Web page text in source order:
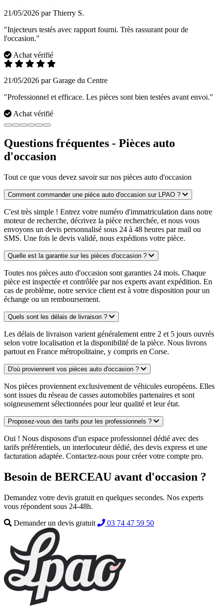
21/05/2026 par Thierry S.
"Injecteurs testés avec rapport fourni. Très rassurant pour de
l'occasion."
Achat vérifié
21/05/2026 par Garage du Centre
"Professionnel et efficace. Les pièces sont bien testées avant envoi."
Achat vérifié
Questions fréquentes - Pièces auto
d'occasion
Tout ce que vous devez savoir sur nos pièces auto d'occasion
Comment commander une pièce auto d'occasion sur LPAO ?
C'est très simple ! Entrez votre numéro d'immatriculation dans notre
moteur de recherche, décrivez la pièce recherchée, et nous vous
envoyons un devis personnalisé sous 24 à 48 heures par mail ou
SMS. Une fois le devis validé, nous expédions votre pièce.
Quelle est la garantie sur les pièces d'occasion ?
Toutes nos pièces auto d'occasion sont garanties 24 mois. Chaque
pièce est inspectée et contrôlée par nos experts avant expédition. En
cas de problème, notre service client est à votre disposition pour un
échange ou un remboursement.
Quels sont les délais de livraison ?
Les délais de livraison varient généralement entre 2 et 5 jours ouvrés
selon votre localisation et la disponibilité de la pièce. Nous livrons
partout en France métropolitaine, y compris en Corse.
D'où proviennent vos pièces auto d'occasion ?
Nos pièces proviennent exclusivement de véhicules européens. Elles
sont issues du réseau de casses automobiles partenaires et sont
soigneusement sélectionnées pour leur qualité et leur état.
Proposez-vous des tarifs pour les professionnels ?
Oui ! Nous disposons d'un espace professionnel dédié avec des
tarifs préférentiels, un interlocuteur dédié, des devis express et une
facturation adaptée. Contactez-nous pour créer votre compte pro.
Besoin de BERCEAU avant d'occasion ?
Demandez votre devis gratuit en quelques secondes. Nos experts
vous répondent sous 24-48h.
Demander un devis gratuit
03 74 47 59 50